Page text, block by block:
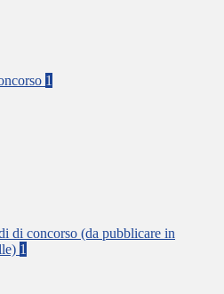
1
di concorso (da pubblicare in
1